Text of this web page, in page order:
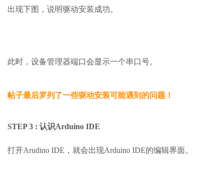
出现下图，说明驱动安装成功。
此时，设备管理器端口会显示一个串口号。
帖子最后罗列了一些驱动安装可能遇到的问题！
STEP 3 : 认识Arduino IDE
打开Arudino IDE，就会出现Arduino IDE的编辑界面。